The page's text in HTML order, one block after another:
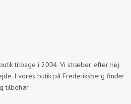
tilbage i 2004. Vi stræber efter høj
I vores butik på Frederiksberg finder
tilbehør.